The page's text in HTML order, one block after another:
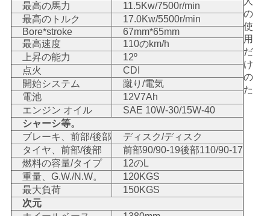
引
用
を
要
求
し
な
さ
い
最高の馬力
11.5Kw/7500r/min
最高のトルク
17.0Kw/5500r/min
Bore*stroke
67mm*65mm
最高速度
110のkm/h
上昇の能力
12º
点火
CDI
開始システム
蹴り/電気
電池
12V7Ah
エンジン オイル
SAE 10W-30/15W-40
シャーシ等。
ブレーキ、前部/後部
ディスク/ディスク
タイヤ、前部/後部
前部90/90-19後部110/90-17
燃料の容量/タイプ
12のL
重量、G.W./N.W。
120KGS
最大負荷
150KGS
次元
の
使
用
だ
け
の
た